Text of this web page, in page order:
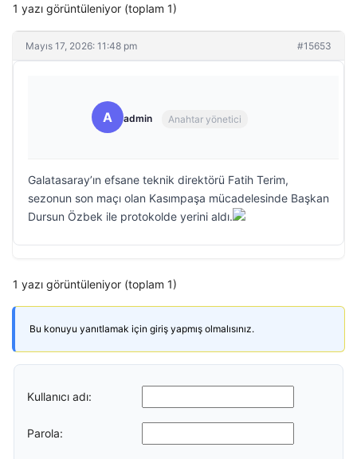
1 yazı görüntüleniyor (toplam 1)
Mayıs 17, 2026: 11:48 pm #15653
A admin Anahtar yönetici
Galatasaray’ın efsane teknik direktörü Fatih Terim,
sezonun son maçı olan Kasımpaşa mücadelesinde Başkan
Dursun Özbek ile protokolde yerini aldı.
1 yazı görüntüleniyor (toplam 1)
Bu konuyu yanıtlamak için giriş yapmış olmalısınız.
Kullanıcı adı:
Parola: